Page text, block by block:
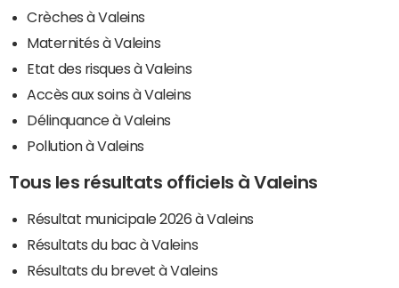
Crèches à Valeins
Maternités à Valeins
Etat des risques à Valeins
Accès aux soins à Valeins
Délinquance à Valeins
Pollution à Valeins
Tous les résultats officiels à Valeins
Résultat municipale 2026 à Valeins
Résultats du bac à Valeins
Résultats du brevet à Valeins